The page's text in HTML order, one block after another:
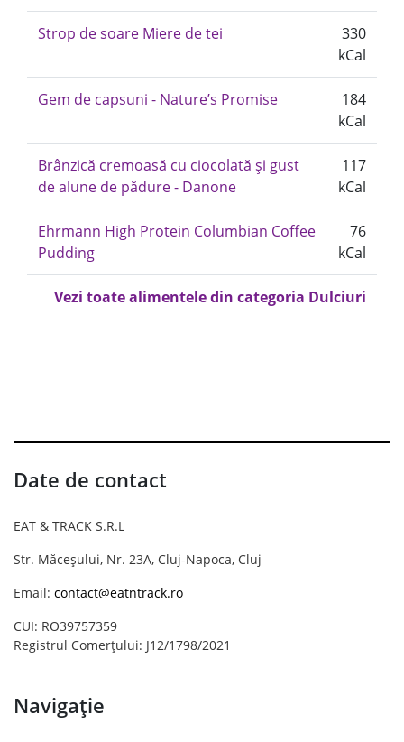
Strop de soare Miere de tei
330
kCal
Gem de capsuni - Nature’s Promise
184
kCal
Brânzică cremoasă cu ciocolată și gust
de alune de pădure - Danone
117
kCal
Ehrmann High Protein Columbian Coffee
Pudding
76
kCal
Vezi toate alimentele din categoria Dulciuri
Date de contact
EAT & TRACK S.R.L
Str. Măceșului, Nr. 23A, Cluj-Napoca, Cluj
Email: contact@eatntrack.ro
CUI: RO39757359
Registrul Comerțului: J12/1798/2021
Navigație